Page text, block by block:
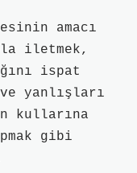
amacı
iletmek,
ispat
yanlışları
kullarına
gibi